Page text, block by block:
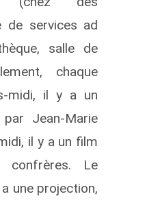
de services ad
salle de
chaque
midi, il y a un
Jean-Marie
il y a un film
Le
une projection,